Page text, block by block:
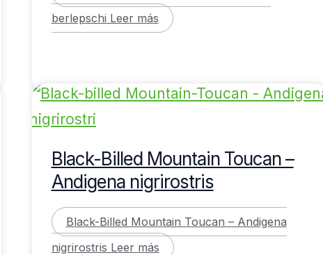
berlepschi Leer más
Black-Billed Mountain Toucan –
Andigena nigrirostris
Black-Billed Mountain Toucan – Andigena
nigrirostris Leer más